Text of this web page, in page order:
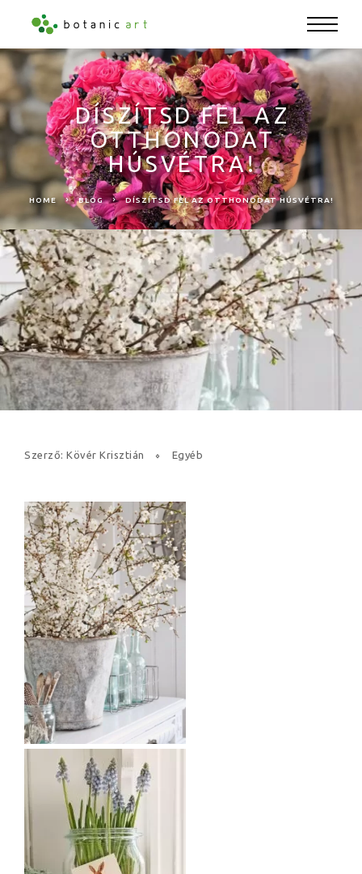
DÍSZÍTSD FEL AZ
OTTHONODAT
HÚSVÉTRA!
HOME BLOG DÍSZÍTSD FEL AZ OTTHONODAT HÚSVÉTRA!
Szerző: Kövér Krisztián Egyéb